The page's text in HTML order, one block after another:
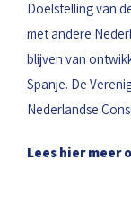
Doelstelling van
met andere
blijven van
Spanje. De
Nederlandse
Lees hier meer